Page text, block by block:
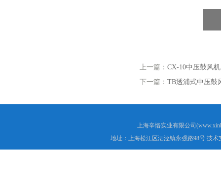
上一篇： CX-10中压鼓风机
下一篇： TB透浦式中压鼓
上海辛恪实业有限公司
地址：上海松江区泗泾镇永强路98号 技术